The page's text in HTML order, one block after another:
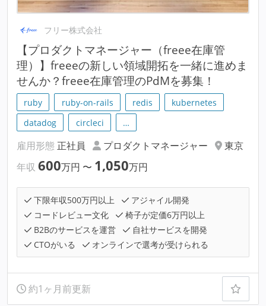
フリー株式会社
【プロダクトマネージャー（freee在庫管
理）】freeeの新しい領域開拓を一緒に進めま
せんか？freee在庫管理のPdMを募集！
ruby ruby-on-rails redis
kubernetes
datadog
circleci …
雇用形態 正社員 プロダクトマネージャー
東京
年収 600万円 〜 1,050万円
下限年収500万円以上
アジャイル開発
コードレビュー文化
椅子が定価6万円以上
B2Bのサービスを運営
自社サービスを開発
CTOがいる
オンラインで選考が受けられる
約1ヶ月前更新